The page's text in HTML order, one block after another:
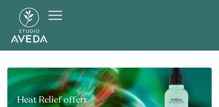
Heat Relief offert